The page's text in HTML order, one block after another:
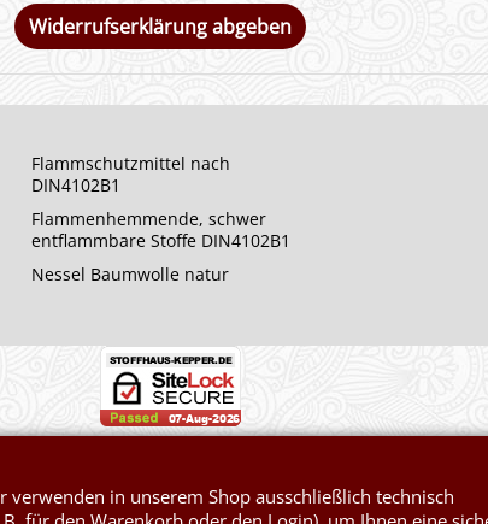
Widerrufserklärung abgeben
Flammschutzmittel nach
DIN4102B1
Flammenhemmende, schwer
entflammbare Stoffe DIN4102B1
Nessel Baumwolle natur
verwenden in unserem Shop ausschließlich technisch